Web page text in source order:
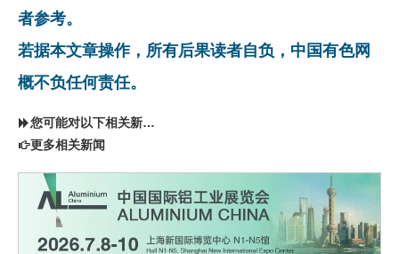
者参考。
若据本文章操作，所有后果读者自负，中国有色网
概不负任何责任。
您可能对以下相关新闻同样感兴趣
更多相关新闻